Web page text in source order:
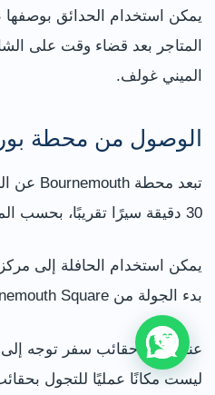
يمكن استخدام الحدائق بوصفها
المتاجر بعد قضاء وقت على
الميني غولف.
الوصول من محطة
30 دقيقة سيرًا تقريبًا، بحسب المدخل والسرعة.
يمكن استخدام الحافلة إلى
بدء الجولة من Bournemouth Square والنزول إلى الشاطئ.
عند وجود حقائب سفر توجه إلى
ليست مكانًا عمليًا للتجول